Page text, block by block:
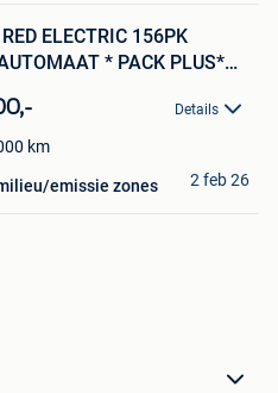
ELECTRIC 156PK
* PACK PLUS*
Details
km
emissie zones 2 feb 26